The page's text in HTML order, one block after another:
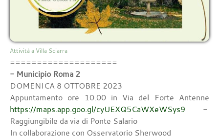
Attività a Villa Sciarra
====================
- Municipio Roma 2
DOMENICA 8 OTTOBRE 2023
Appuntamento ore 10.00 in Via del Forte Antenne
https://maps.app.goo.gl/cyUEXQ5CaWXeWSys9 -
Raggiungibile da via di Ponte Salario
In collaborazione con Osservatorio Sherwood